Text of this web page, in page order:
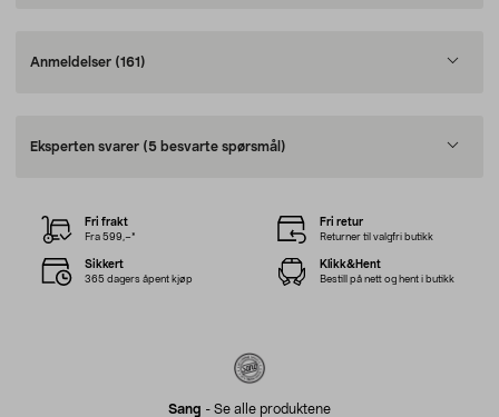
Anmeldelser (161)
Eksperten svarer (5 besvarte spørsmål)
Sang - Se alle produktene
Fri frakt
Fra 599,–*
Fri retur
Returner til valgfri butikk
Sikkert
365 dagers åpent kjøp
Klikk&Hent
Bestill på nett og hent i butikk